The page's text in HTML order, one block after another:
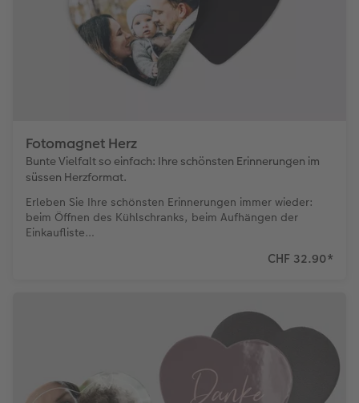
Fotomagnet Herz
Bunte Vielfalt so einfach: Ihre schönsten Erinnerungen im
süssen Herzformat.
Erleben Sie Ihre schönsten Erinnerungen immer wieder:
beim Öffnen des Kühlschranks, beim Aufhängen der
Einkaufliste…
CHF 32.90*